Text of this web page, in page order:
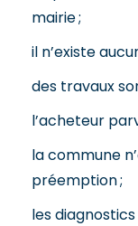
mairie ;
il n’existe
des travaux
l’acheteur
la commune
préemption ;
les